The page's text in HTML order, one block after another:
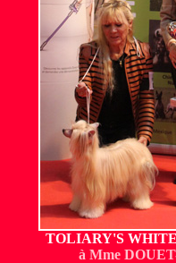
TOLIARY'S
à Mme